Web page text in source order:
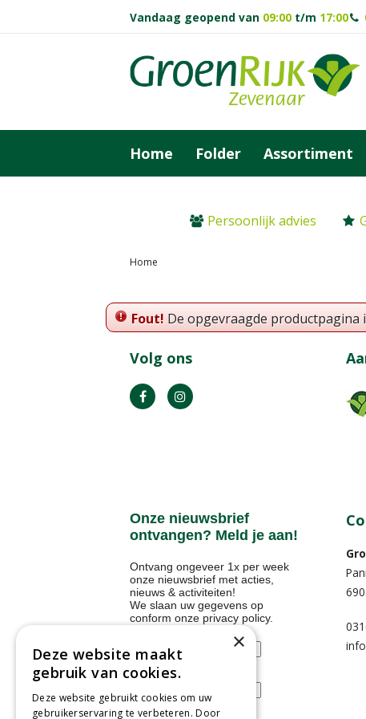
Persoonlijk advies
Home
Vandaag geopend van 09:00 t/m 17:00
Home Folder Assortiment
Fout! De opgevraagde
Volg ons
Onze nieuwsbrief
ontvangen? Meld je aan!
Ontvang ongeveer 1x per week
onze nieuwsbrief met acties,
nieuws & activiteiten!
We slaan uw gegevens op
conform onze privacy policy.
E-mailadres
×
Deze website maakt
gebruik van cookies.
Deze website gebruikt cookies om uw
gebruikerservaring te verbeteren. Door